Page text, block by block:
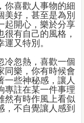
你喜歡人事物的細
美好，甚至是為別
起開心，樂於分享
有自己的風格，
又特別。
冷忽熱，喜歡一個
同樂，你有時候會
一些神秘感，讓人
專註在某一件事理
然有時作風上看似
，不自覺讓人感到